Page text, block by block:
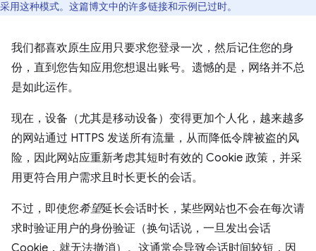
采用这种模式。这篇博文中的许多链接和示例已过时。
我们都喜欢原生应用只要求您登录一次，然后记住您的身
份，直到您告知应用您想退出账号。遗憾的是，网络并不总
是如此运作。
现在，设备（尤其是移动设备）变得更加个人化，越来越多
的网站通过 HTTPS 发送所有流量，从而降低令牌被盗的风
险，因此网站应重新考虑其短时有效的 Cookie 政策，并采
用更符合用户需求且时长更长的会话。
不过，即使您希望延长会话时长，某些网站也不会在每次请
求时验证用户的身份验证（换句话说，一旦发出会话
Cookie，就无法撤消）。这通常会导致会话时间较短，因